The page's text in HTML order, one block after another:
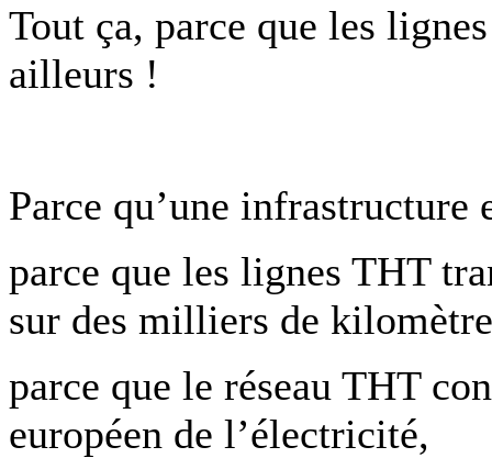
Tout ça, parce que les
ailleurs !
Parce qu’une infrastructure
parce que les lignes THT
sur des milliers de
parce que le réseau THT
européen de l’électricité,